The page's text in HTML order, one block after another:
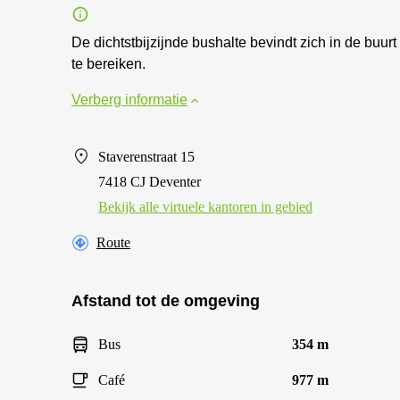
De dichtstbijzijnde bushalte bevindt zich in de
te bereiken.
Verberg informatie
Staverenstraat 15
7418 CJ Deventer
Bekijk alle virtuele kantoren in gebied
Route
Afstand tot de omgeving
Bus 354 m
Café 977 m